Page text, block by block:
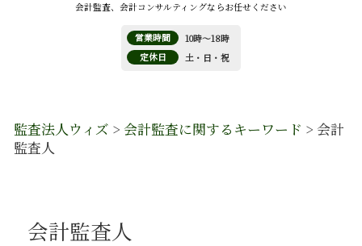
会計監査、会計コンサルティングならお任せください
営業時間
10時～18時
定休日
土・日・祝
監査法人ウィズ > 会計監査に関するキーワード > 会計
監査人
会計監査人